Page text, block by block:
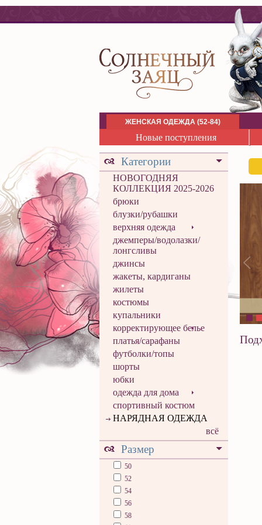
ЖЕНСКАЯ ОДЕЖДА (52-84)
Новые поступления
Категории
НОВОГОДНЯЯ
КОЛЛЕКЦИЯ 2025-2026
брюки
блузки/рубашки
верхняя одежда
джемперы/водолазки/
лонгсливы
джинсы
жакеты, кардиганы
жилеты
костюмы
купальники
корректирующее белье
платья/сарафаны
футболки/топы
шорты
юбки
одежда для дома
спортивный костюм
НАРЯДНАЯ ОДЕЖДА
всё
Размер
50
52
54
56
58